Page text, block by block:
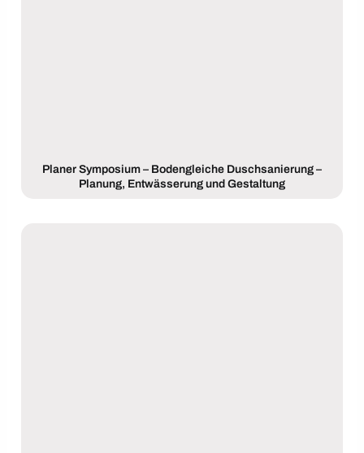
Planer Symposium – Bodengleiche Duschsanierung –
Planung, Entwässerung und Gestaltung